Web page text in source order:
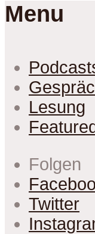
Menu
Lesung
Featured
Folgen
Twitter